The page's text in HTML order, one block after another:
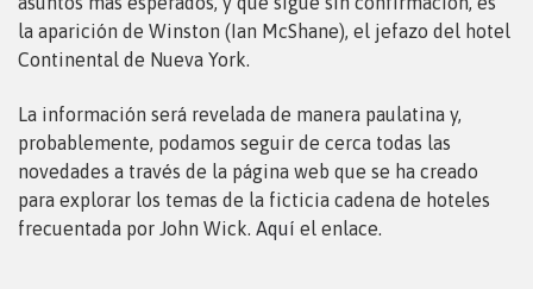
la aparición de Winston (Ian McShane), el jefazo del hotel
Continental de Nueva York.
La información será revelada de manera paulatina y,
probablemente, podamos seguir de cerca todas las
novedades a través de la página web que se ha creado
para explorar los temas de la ficticia cadena de hoteles
frecuentada por John Wick. Aquí el enlace.